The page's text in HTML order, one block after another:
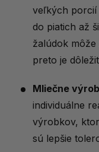
veľkých porcií
do piatich až
žalúdok
preto je
Mliečne
individuálne
výrobkov,
sú lepšie